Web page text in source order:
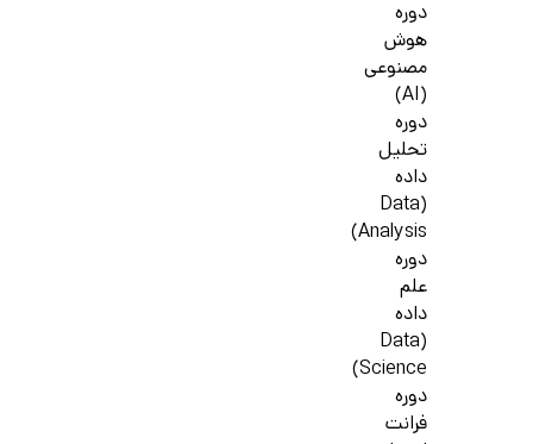
دوره
هوش
مصنوعی
(AI)
دوره
تحلیل
داده
(Data
Analysis)
دوره
علم
داده
(Data
Science)
دوره
فرانت